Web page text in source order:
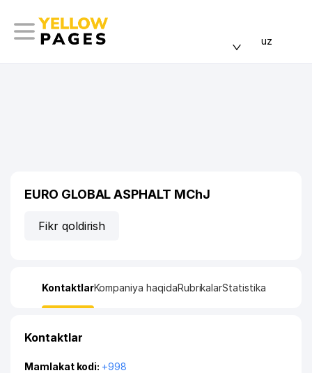
uz
EURO GLOBAL ASPHALT MChJ
Fikr qoldirish
KontaktlarKompaniya haqidaRubrikalarStatistika
Kontaktlar
Mamlakat kodi: +998